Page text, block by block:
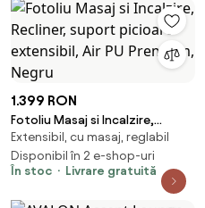
Bluetooth, Gri
1.399 RON
Fotoliu Masaj si Incalzire,
Recliner, suport picioare
extensibil, Air PU Premium,
Negru
Extensibil, cu masaj, reglabil
Disponibil în 2 e-shop-uri
În stoc
Livrare gratuită